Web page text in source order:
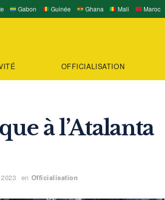
Gabon Guinée Ghana Mali Maroc
OFFICIALISATION
à l’Atalanta
en Officialisation